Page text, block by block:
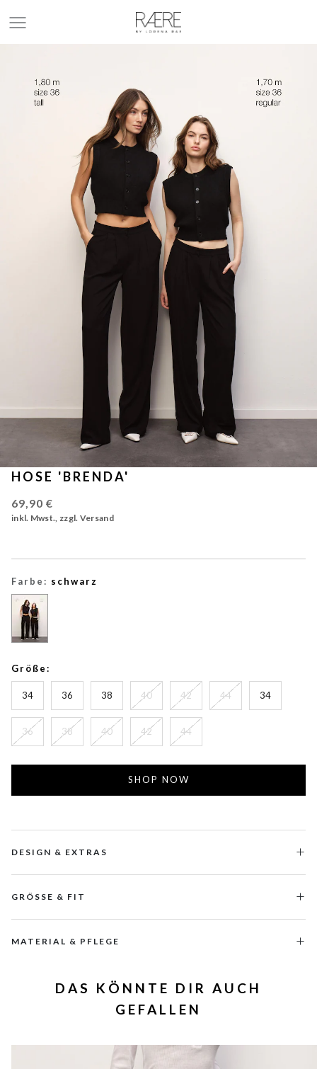
HOSE 'BRENDA'
69,90 €
inkl. Mwst., zzgl. Versand
Farbe: schwarz
Größe:
34 36 38 40 42 44 34
36 38 40 42 44
SHOP NOW
DESIGN & EXTRAS
GRÖSSE & FIT
MATERIAL & PFLEGE
DAS KÖNNTE DIR AUCH
GEFALLEN